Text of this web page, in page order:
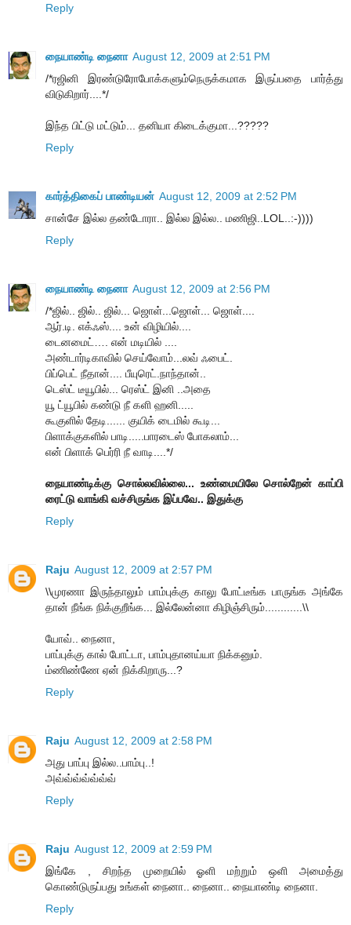
Reply
நையாண்டி நைனா August 12, 2009 at 2:51 PM
/*ரஜினி இரண்டுரோபோக்களும்நெருக்கமாக இருப்பதை பார்த்து
விடுகிறார்....*/
இந்த பிட்டு மட்டும்... தனியா கிடைக்குமா...?????
Reply
கார்த்திகைப் பாண்டியன் August 12, 2009 at 2:52 PM
சான்சே இல்ல தண்டோரா.. இல்ல இல்ல.. மணிஜி..LOL..:-))))
Reply
நையாண்டி நைனா August 12, 2009 at 2:56 PM
/*ஜில்.. ஜில்.. ஜில்... ஜொள்...ஜொள்... ஜொள்....
ஆர்.டி. எக்ஃஸ்.... உன் விழியில்....
டைனமைட்…. என் மடியில் ....
அண்டார்டிகாவில் செய்வோம்...லவ் ஃபைட்.
பிப்பெட் நீதான்.... பீயுரெட்.நாந்தான்..
டெஸ்ட் டீயூபில்... ரெஸ்ட் இனி ..அதை
யூ ட்யூபில் கண்டு நீ களி ஹனி.....
கூகுளில் தேடி...... குயிக் டைமில் கூடி...
பிளாக்குகளில் பாடி.....பாரடைஸ் போகலாம்...
என் பிளாக் பெர்ரி நீ வாடி....*/
நையாண்டிக்கு சொல்லவில்லை... உண்மையிலே சொல்றேன் காப்பி
ரைட்டு வாங்கி வச்சிருங்க இப்பவே.. இதுக்கு
Reply
Raju August 12, 2009 at 2:57 PM
\\முரணா இருந்தாலும் பாம்புக்கு காலு போட்டீங்க பாருங்க அங்கே
தான் நீங்க நிக்குறீங்க... இல்லேன்னா கிழிஞ்சிரும்............\\
யோவ்.. நைனா,
பாப்புக்கு கால் போட்டா, பாம்புதானய்யா நிக்கனும்.
ம்ணிண்ணே ஏன் நிக்கிறாரு...?
Reply
Raju August 12, 2009 at 2:58 PM
அது பாப்பு இல்ல..பாம்பு..!
அவ்வ்வ்வ்வ்வ்வ்
Reply
Raju August 12, 2009 at 2:59 PM
இங்கே , சிறந்த முறையில் ஓளி மற்றும் ஒளி அமைத்து
கொண்டுருப்பது உங்கள் நைனா.. நைனா.. நையாண்டி நைனா.
Reply